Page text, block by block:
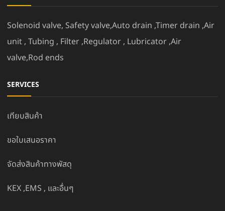
Solenoid valve, Safety valve,Auto drain ,Timer drain ,Air
unit , Tubing , Filter ,Regulator , Lubricator ,Air
valve,Rod ends
SERVICES
เทียบสินค้า
ขอใบเสนอราคา
จัดส่งสินค้าทางพัสดุ
KEX ,EMS , และอื่นๆ